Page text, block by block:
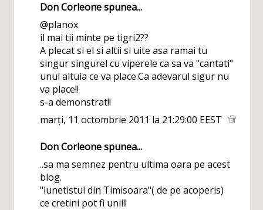
Don Corleonespunea...
@planox
il mai tii minte pe tigri2??
A plecat si el si altii si uite asa ramai tu
singur singurel cu viperele ca sa va "cantati"
unul altuia ce va place.Ca adevarul sigur nu
va place!!
s-a demonstrat!!
marți, 11 octombrie 2011 la 21:29:00 EEST
Don Corleonespunea...
..sa ma semnez pentru ultima oara pe acest
blog.
"lunetistul din Timisoara"( de pe acoperis)
ce cretini pot fi unii!!